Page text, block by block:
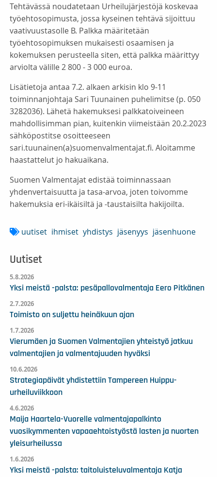
Tehtävässä noudatetaan Urheilujärjestöjä koskevaa
työehtosopimusta, jossa kyseinen tehtävä sijoittuu
vaativuustasolle B. Palkka määritetään
työehtosopimuksen mukaisesti osaamisen ja
kokemuksen perusteella siten, että palkka määrittyy
arviolta välille 2 800 - 3 000 euroa.
Lisätietoja antaa 7.2. alkaen arkisin klo 9-11
toiminnanjohtaja Sari Tuunainen puhelimitse (p. 050
3282036). Lähetä hakemuksesi palkkatoiveineen
mahdollisimman pian, kuitenkin viimeistään 20.2.2023
sähköpostitse osoitteeseen
sari.tuunainen(a)suomenvalmentajat.fi. Aloitamme
haastattelut jo hakuaikana.
Suomen Valmentajat edistää toiminnassaan
yhdenvertaisuutta ja tasa-arvoa, joten toivomme
hakemuksia eri-ikäisiltä ja -taustaisilta hakijoilta.
uutiset ihmiset yhdistys jäsenyys jäsenhuone
Uutiset
5.8.2026
Yksi meistä -palsta: pesäpallovalmentaja Eero Pitkänen
2.7.2026
Toimisto on suljettu heinäkuun ajan
1.7.2026
Vierumäen ja Suomen Valmentajien yhteistyö jatkuu
valmentajien ja valmentajuuden hyväksi
10.6.2026
Strategiapäivät yhdistettiin Tampereen Huippu-
urheiluviikkoon
4.6.2026
Maija Haartela-Vuorelle valmentajapalkinto
vuosikymmenten vapaaehtoistyöstä lasten ja nuorten
yleisurheilussa
1.6.2026
Yksi meistä -palsta: taitoluisteluvalmentaja Katja